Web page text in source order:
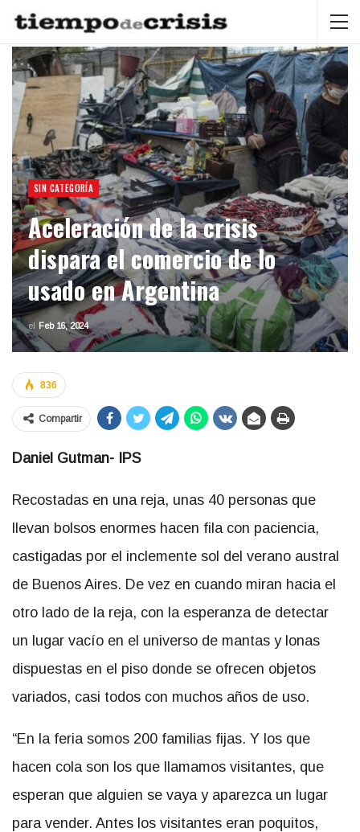
SIN CATEGORÍA
Aceleración de la crisis
dispara el comercio de lo
usado en Argentina
el Feb 16, 2024
836
Compartir
Daniel Gutman- IPS
Recostadas en una reja, unas 40 personas que
llevan bolsos enormes hacen fila con paciencia,
castigadas por el inclemente sol del verano austral
de Buenos Aires. De vez en cuando miran hacia el
otro lado de la reja, con la esperanza de detectar
un lugar vacío en el universo de mantas y lonas
dispuestas en el piso donde se ofrecen objetos
variados, casi todos con muchos años de uso.
“En la feria somos 200 familias fijas. Y los que
hacen cola son los que llamamos visitantes, que
esperan que alguien se vaya y aparezca un lugar
para vender. Antes los visitantes eran poquitos,